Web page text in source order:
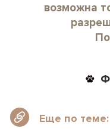
возможна
Еще по теме: